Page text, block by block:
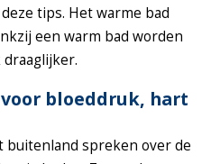
tips. Het warme bad
een warm bad worden
bloeddruk, hart
buitenland spreken over de